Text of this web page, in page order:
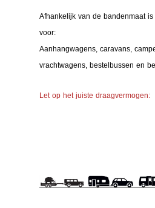
Afhankelijk van de bandenmaat
voor:
Aanhangwagens, caravans,
vrachtwagens, bestelbussen en
Let op het juiste draagvermogen: